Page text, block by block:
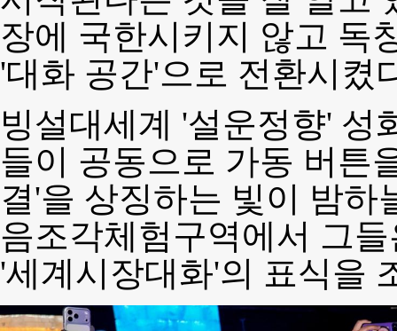
장에 국한시키지 않고 독
'대화 공간'으로 전환시켰
빙설대세계 '설운정향' 성
들이 공동으로 가동 버튼
결'을 상징하는 빛이 밤하
음조각체험구역에서 그
'세계시장대화'의 표식을